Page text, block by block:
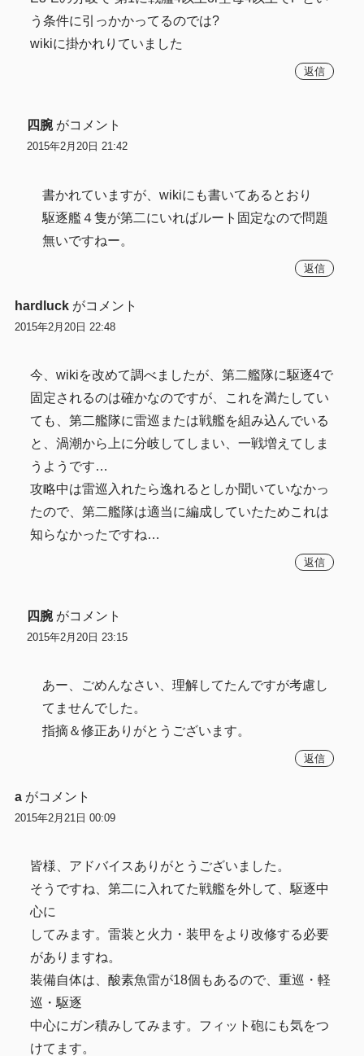
う条件に引っかかってるのでは?
wikiに掛かれりていました
返信
四腕 がコメント
2015年2月20日 21:42
書かれていますが、wikiにも書いてあるとおり
駆逐艦４隻が第二にいればルート固定なので問題
無いですねー。
返信
hardluck がコメント
2015年2月20日 22:48
今、wikiを改めて調べましたが、第二艦隊に駆逐4で
固定されるのは確かなのですが、これを満たしてい
ても、第二艦隊に雷巡または戦艦を組み込んでいる
と、渦潮から上に分岐してしまい、一戦増えてしま
うようです…
攻略中は雷巡入れたら逸れるとしか聞いていなかっ
たので、第二艦隊は適当に編成していたためこれは
知らなかったですね…
返信
四腕 がコメント
2015年2月20日 23:15
あー、ごめんなさい、理解してたんですが考慮し
てませんでした。
指摘＆修正ありがとうございます。
返信
a がコメント
2015年2月21日 00:09
皆様、アドバイスありがとうございました。
そうですね、第二に入れてた戦艦を外して、駆逐中
心に
してみます。雷装と火力・装甲をより改修する必要
がありますね。
装備自体は、酸素魚雷が18個もあるので、重巡・軽
巡・駆逐
中心にガン積みしてみます。フィット砲にも気をつ
けてます。